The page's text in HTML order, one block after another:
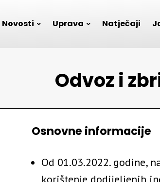
Novosti Uprava Natječaji
Odvoz i
Osnovne informacije
Od 01.03.2022. godine,
korištenje dodijeljenih